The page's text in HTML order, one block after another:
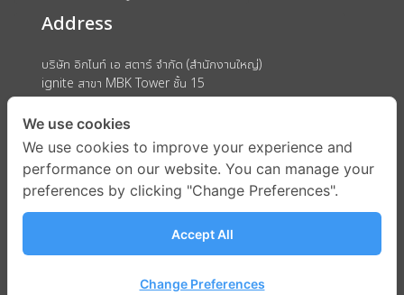
Address
บริษัท อิกไนท์ เอ สตาร์ จำกัด (สำนักงานใหญ่)
ignite สาขา MBK Tower ชั้น 15
ถนนพญาไท แขวงวังใหม่ เขตปทุมวัน กรุงเทพมหานคร 10330
We use cookies
We use cookies to improve your experience and
performance on our website. You can manage your
preferences by clicking "Change Preferences".
Accept All
Change Preferences